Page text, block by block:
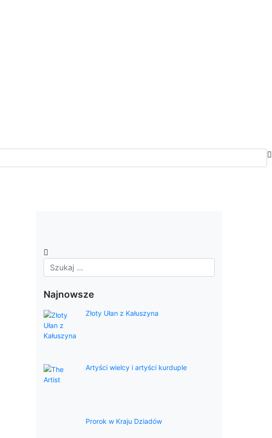
Najnowsze
Złoty Ułan z Kałuszyna
Artyści wielcy i artyści kurduple
Prorok w Kraju Dziadów